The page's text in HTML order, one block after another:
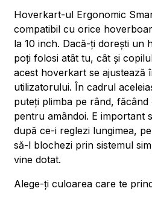
Hoverkart-ul Ergonomic
compatibil cu orice
la 10 inch. Dacă-ți dorești un
poți folosi atât tu, cât și
acest hoverkart se ajustează
utilizatorului. În cadrul
puteți plimba pe rând,
pentru amândoi. E important
după ce-i reglezi lungimea,
să-l blochezi prin sistemul
vine dotat.
Alege-ți culoarea care te